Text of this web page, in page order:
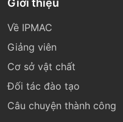
Giới thiệu
Về IPMAC
Giảng viên
Cơ sở vật chất
Đối tác đào tạo
Câu chuyện thành công